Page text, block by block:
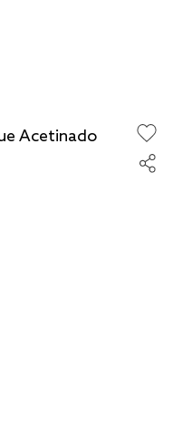
Acetinado